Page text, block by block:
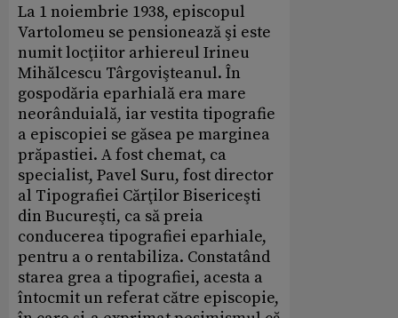
La 1 noiembrie 1938, episcopul
Vartolomeu se pensionează şi este
numit locţiitor arhiereul Irineu
Mihălcescu Târgovişteanul. În
gospodăria eparhială era mare
neorânduială, iar vestita tipografie
a episcopiei se găsea pe marginea
prăpastiei. A fost chemat, ca
specialist, Pavel Suru, fost director
al Tipografiei Cărţilor Bisericeşti
din Bucureşti, ca să preia
conducerea tipografiei eparhiale,
pentru a o rentabiliza. Constatând
starea grea a tipografiei, acesta a
întocmit un referat către episcopie,